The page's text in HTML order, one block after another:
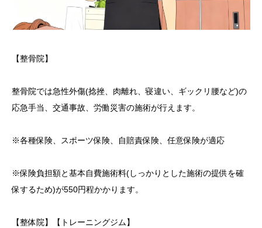
【整骨院】
整骨院では急性外傷(捻挫、肉離れ、寝違い、ギックリ腰など)の
応急手当、交通事故、労働災害の施術が行えます。
※各種保険、スポーツ保険、自賠責保険、任意保険が適応
※保険負担額と基本自費施術料(しっかりとした施術の提供を確
保するため)が550円程かかります。
【整体院】【トレーニングジム】